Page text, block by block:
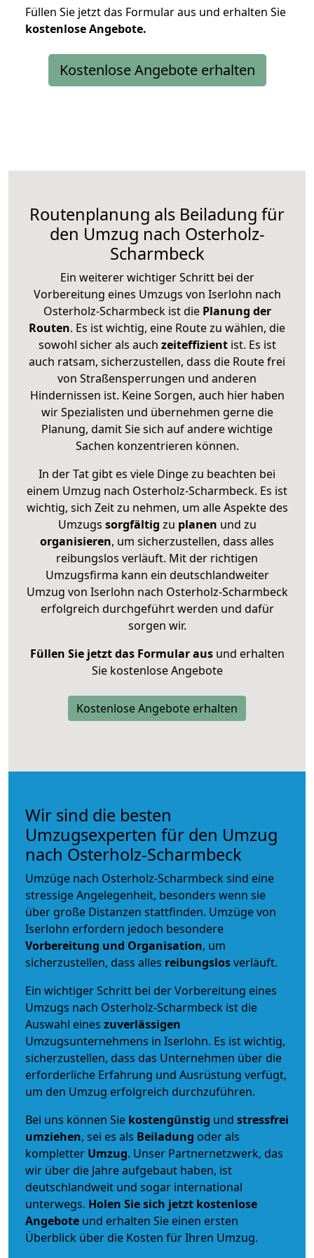
Füllen Sie jetzt das Formular aus und erhalten Sie
kostenloseAngebote.
Kostenlose Angebote erhalten
Routenplanung als Beiladung für
den Umzug nach Osterholz-
Scharmbeck
Ein weiterer wichtiger Schritt bei der
Vorbereitung eines Umzugs von Iserlohn nach
Osterholz-Scharmbeck ist diePlanung der
Routen. Es ist wichtig, eine Route zu wählen, die
sowohl sicher als auch zeiteffizientist. Es ist
auch ratsam, sicherzustellen, dass die Route frei
von Straßensperrungen und anderen
Hindernissen ist. Keine Sorgen, auch hier haben
wir Spezialisten und übernehmen gerne die
Planung, damit Sie sich auf andere wichtige
Sachen konzentrieren können.
In der Tat gibt es viele Dinge zu beachten bei
einem Umzug nach Osterholz-Scharmbeck. Es ist
wichtig, sich Zeit zu nehmen, um alle Aspekte des
Umzugs sorgfältig zu planen und zu
organisieren, um sicherzustellen, dass alles
reibungslos verläuft. Mit der richtigen
Umzugsfirma kann ein deutschlandweiter
Umzug von Iserlohn nach Osterholz-Scharmbeck
erfolgreich durchgeführt werden und dafür
sorgen wir.
Füllen Sie jetzt das Formular ausund erhalten
Sie kostenlose Angebote
Kostenlose Angebote erhalten
Wir sind die besten
Umzugsexperten für den Umzug
nach Osterholz-Scharmbeck
Umzüge nach Osterholz-Scharmbeck sind eine
stressige Angelegenheit, besonders wenn sie
über große Distanzen stattfinden. Umzüge von
Iserlohn erfordern jedoch besondere
Vorbereitung und Organisation, um
sicherzustellen, dass alles reibungslosverläuft.
Ein wichtiger Schritt bei der Vorbereitung eines
Umzugs nach Osterholz-Scharmbeck ist die
Auswahl eines zuverlässigen
Umzugsunternehmens in Iserlohn. Es ist wichtig,
sicherzustellen, dass das Unternehmen über die
erforderliche Erfahrung und Ausrüstung verfügt,
um den Umzug erfolgreich durchzuführen.
Bei uns können Sie kostengünstig und stressfrei
umziehen, sei es als Beiladung oder als
kompletter Umzug. Unser Partnernetzwerk, das
wir über die Jahre aufgebaut haben, ist
deutschlandweit und sogar international
unterwegs. Holen Sie sich jetzt kostenlose
Angebote und erhalten Sie einen ersten
Überblick über die Kosten für Ihren Umzug.